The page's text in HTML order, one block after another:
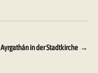
Ayrgathán in der Stadtkirche →